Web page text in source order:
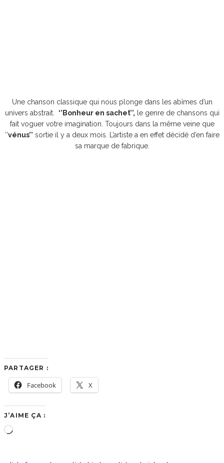
Une chanson classique qui nous plonge dans les abîmes d’un
univers abstrait. ‘’Bonheur en sachet’’, le genre de chansons qui
fait voguer votre imagination. Toujours dans la même veine que
‘’vénus’’ sortie il y a deux mois. L’artiste a en effet décidé d’en faire
sa marque de fabrique.
PARTAGER :
Facebook X
J’AIME ÇA :
Chargement…